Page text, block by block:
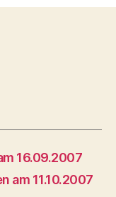
16.09.2007
am 11.10.2007